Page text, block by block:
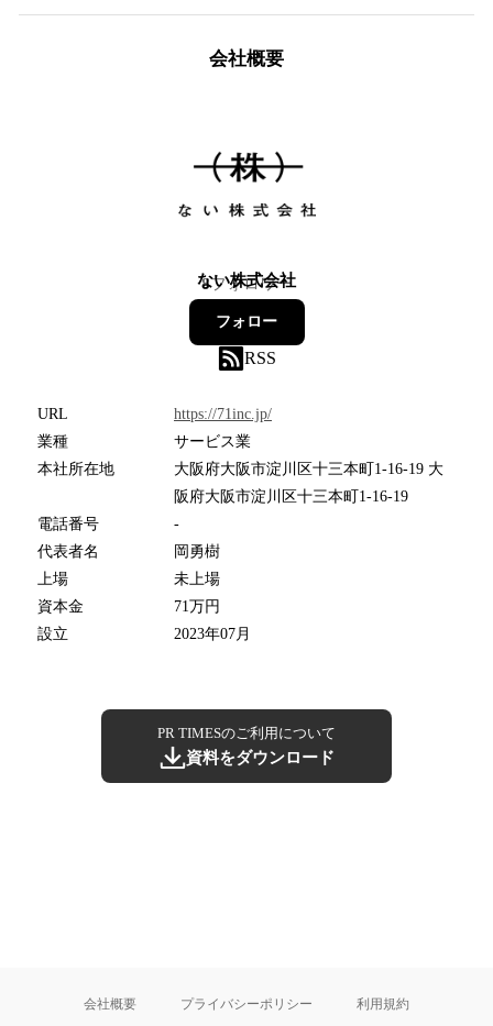
会社概要
ない株式会社
8フォロワー
フォロー
RSS
URL
https://71inc.jp/
業種
サービス業
本社所在地
大阪府大阪市淀川区十三本町1-16-19 大
阪府大阪市淀川区十三本町1-16-19
電話番号
-
代表者名
岡勇樹
上場
未上場
資本金
71万円
設立
2023年07月
PR TIMESのご利用について
資料をダウンロード
会社概要 プライバシーポリシー 利用規約